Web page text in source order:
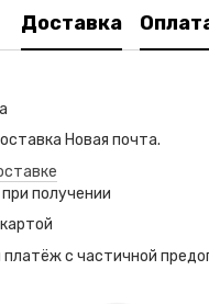
Доставка
Новая почта.
получении
с частичной